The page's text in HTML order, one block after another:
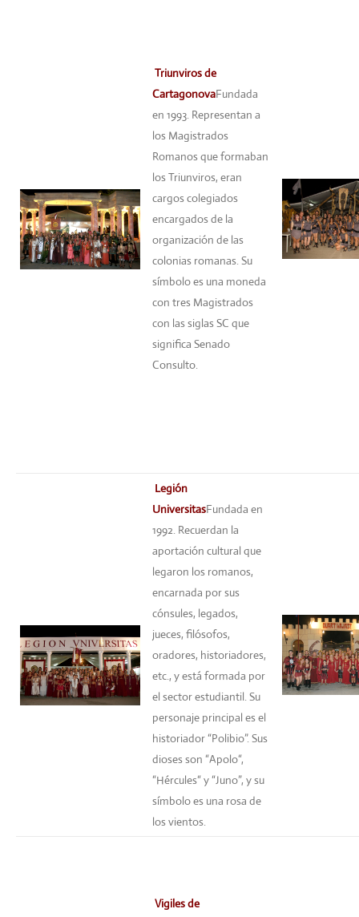
Triunviros de
CartagonovaFundada
en 1993. Representan a
los Magistrados
Romanos que formaban
los Triunviros, eran
cargos colegiados
encargados de la
organización de las
colonias romanas. Su
símbolo es una moneda
con tres Magistrados
con las siglas SC que
significa Senado
Consulto.
Legión
UniversitasFundada en
1992. Recuerdan la
aportación cultural que
legaron los romanos,
encarnada por sus
cónsules, legados,
jueces, filósofos,
oradores, historiadores,
etc., y está formada por
el sector estudiantil. Su
personaje principal es el
historiador “Polibio”. Sus
dioses son “Apolo“,
“Hércules“ y “Juno”, y su
símbolo es una rosa de
los vientos.
Vigiles de